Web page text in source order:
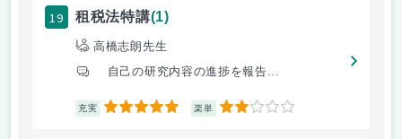
19 租税法特講(1)
高橋志朗先生
自己の研究内容の進捗を報告...
充実 5 楽単 2